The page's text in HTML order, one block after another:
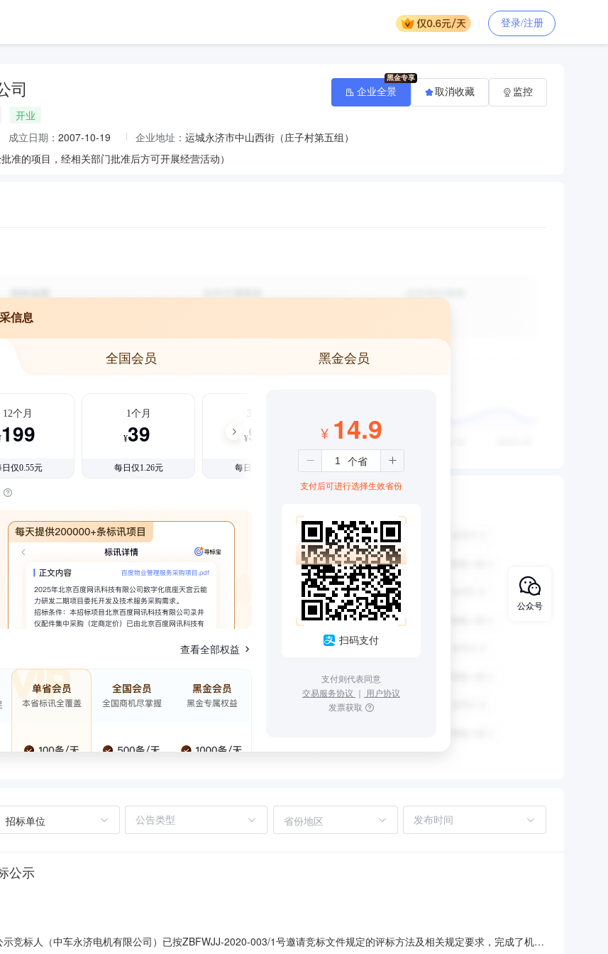
登录/注册
司
开业
成立日期： 2007-10-19 企业地址： 运城永济市中山西街（庄子村第五组）
准的项目，经相关部门批准后方可开展经营活动）
企业全景 取消收藏 监控
信息
全国会员 黑金会员
12个月
199
日仅0.55元
1个月
¥39
每日仅1.26元
3个月
¥99
每日仅1.08元
查看全部权益
¥ 14.9
支付后可进行选择生效省份
扫码支付
支付则代表同意
交易服务协议 ｜ 用户协议
发票获取
招标单位 省份地区
公示
竞标人（中车永济电机有限公司）已按ZBFWJJ-2020-003/1号邀请竞标文件规定的评标方法及相关规定要求，完成了机加
公众号